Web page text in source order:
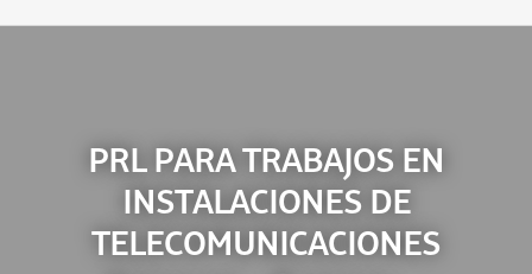
PRL PARA TRABAJOS EN
INSTALACIONES DE
TELECOMUNICACIONES